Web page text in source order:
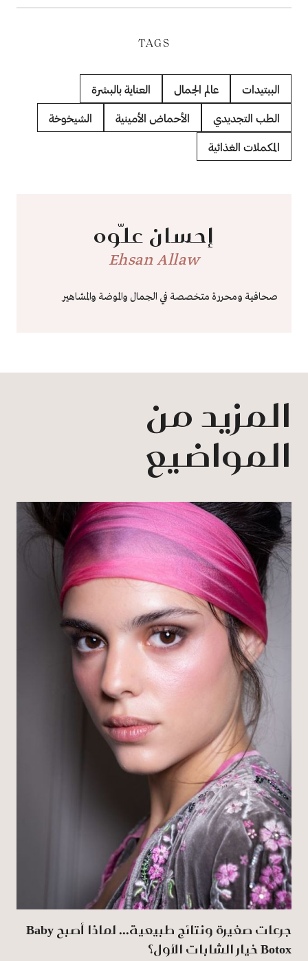
TAGS
الببتيدات عالم الجمال العناية بالبشرة
الطب التجديدي الأحماض الأمينية الشيخوخة
المكملات الغذائية
إحسان علّوه
Ehsan Allaw
صحافية ومحررة متخصصة في الجمال والموضة والمشاهير
المزيد من
المواضيع
جرعات صغيرة ونتائج طبيعية... لماذا أصبح Baby
Botox خيار الشابات الأول؟